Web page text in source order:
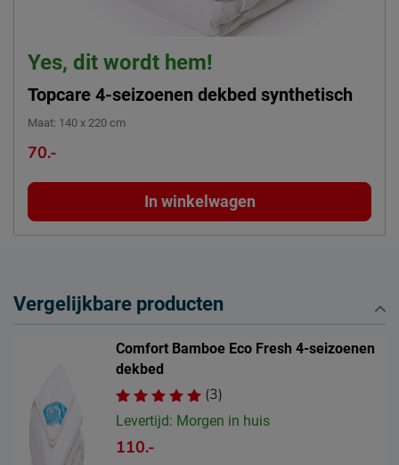
Yes, dit wordt hem!
Topcare 4-seizoenen dekbed synthetisch
Maat: 140 x 220 cm
70.-
In winkelwagen
Vergelijkbare producten
Comfort Bamboe Eco Fresh 4-seizoenen
dekbed
(3)
Levertijd: Morgen in huis
110.-